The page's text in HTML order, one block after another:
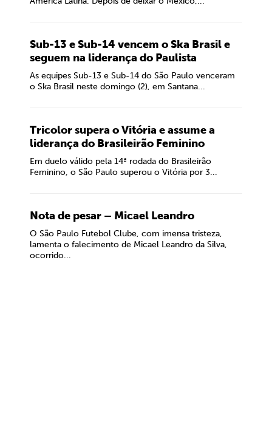
Sub-13 e Sub-14 vencem o Ska Brasil e
seguem na liderança do Paulista
As equipes Sub-13 e Sub-14 do São Paulo venceram
o Ska Brasil neste domingo (2), em Santana...
Tricolor supera o Vitória e assume a
liderança do Brasileirão Feminino
Em duelo válido pela 14ª rodada do Brasileirão
Feminino, o São Paulo superou o Vitória por 3...
Nota de pesar – Micael Leandro
O São Paulo Futebol Clube, com imensa tristeza,
lamenta o falecimento de Micael Leandro da Silva,
ocorrido...